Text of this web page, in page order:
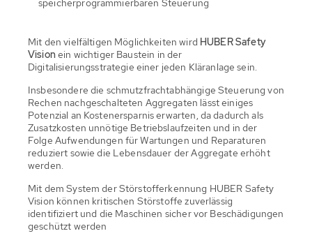
speicherprogrammierbaren Steuerung
Mit den vielfältigen Möglichkeiten wird HUBER Safety
Visionein wichtiger Baustein in der
Digitalisierungsstrategie einer jeden Kläranlage sein.
Insbesondere die schmutzfrachtabhängige Steuerung von
Rechen nachgeschalteten Aggregaten lässt einiges
Potenzial an Kostenersparnis erwarten, da dadurch als
Zusatzkosten unnötige Betriebslaufzeiten und in der
Folge Aufwendungen für Wartungen und Reparaturen
reduziert sowie die Lebensdauer der Aggregate erhöht
werden.
Mit dem System der Störstofferkennung HUBER Safety
Vision können kritischen Störstoffe zuverlässig
identifiziert und die Maschinen sicher vor Beschädigungen
geschützt werden